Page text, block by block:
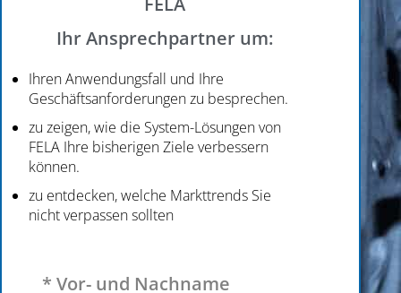
Ihr Ansprechpartner um:
Ihren Anwendungsfall und Ihre
Geschäftsanforderungen zu besprechen.
zu zeigen, wie die System-Lösungen von
FELA Ihre bisherigen Ziele verbessern
können.
zu entdecken, welche Markttrends Sie
nicht verpassen sollten
* Vor- und Nachname